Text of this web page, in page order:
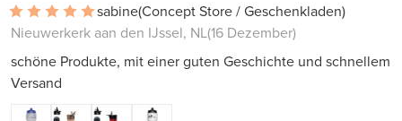
sabine(Concept Store / Geschenkladen)
Nieuwerkerk aan den IJssel, NL(16 Dezember)
schöne Produkte, mit einer guten Geschichte und schnellem
Versand